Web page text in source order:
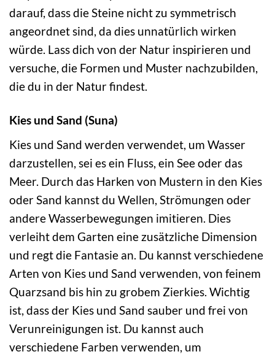
darauf, dass die Steine nicht zu symmetrisch
angeordnet sind, da dies unnatürlich wirken
würde. Lass dich von der Natur inspirieren und
versuche, die Formen und Muster nachzubilden,
die du in der Natur findest.
Kies und Sand (Suna)
Kies und Sand werden verwendet, um Wasser
darzustellen, sei es ein Fluss, ein See oder das
Meer. Durch das Harken von Mustern in den Kies
oder Sand kannst du Wellen, Strömungen oder
andere Wasserbewegungen imitieren. Dies
verleiht dem Garten eine zusätzliche Dimension
und regt die Fantasie an. Du kannst verschiedene
Arten von Kies und Sand verwenden, von feinem
Quarzsand bis hin zu grobem Zierkies. Wichtig
ist, dass der Kies und Sand sauber und frei von
Verunreinigungen ist. Du kannst auch
verschiedene Farben verwenden, um